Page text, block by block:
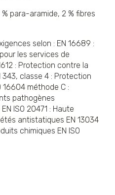
para-aramide, 2 % fibres
selon : EN 16689 :
les services de
: Protection contre la
classe 4 : Protection
16604 méthode C :
pathogènes
ISO 20471 : Haute
antistatiques EN 13034
chimiques EN ISO